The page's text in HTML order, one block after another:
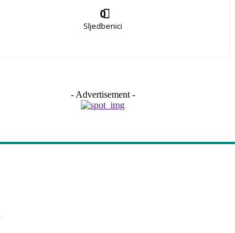
0
Sljedbenici
- Advertisement -